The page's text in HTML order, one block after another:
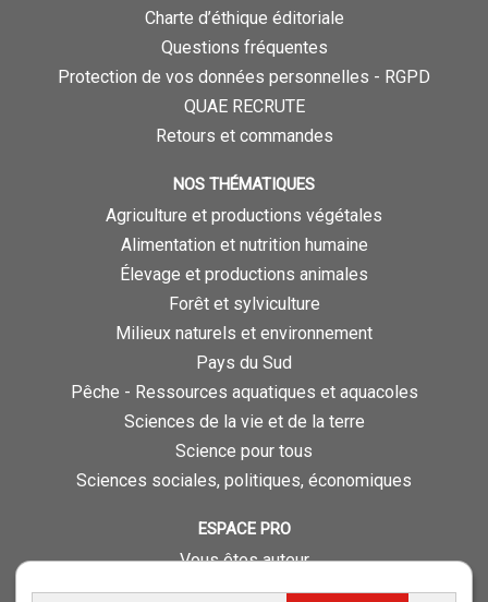
Charte d’éthique éditoriale
Questions fréquentes
Protection de vos données personnelles - RGPD
QUAE RECRUTE
Retours et commandes
NOS THÉMATIQUES
Agriculture et productions végétales
Alimentation et nutrition humaine
Élevage et productions animales
Forêt et sylviculture
Milieux naturels et environnement
Pays du Sud
Pêche - Ressources aquatiques et aquacoles
Sciences de la vie et de la terre
Science pour tous
Sciences sociales, politiques, économiques
ESPACE PRO
Vous êtes auteur
Vous êtes journaliste